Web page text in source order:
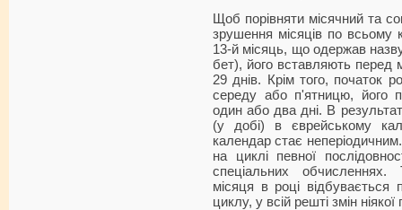
Щоб порівняти місячний та
зрушення місяців по всьому
13-й місяць, що одержав
бет), його вставляють перед
29 днів. Крім того, початок
середу або п'ятницю, його
один або два дні. В
(у добі) в єврейському
календар стає
на циклі певної
спеціальних обчисленнях.
місяця в році відбувається
циклу, у всій решті змін